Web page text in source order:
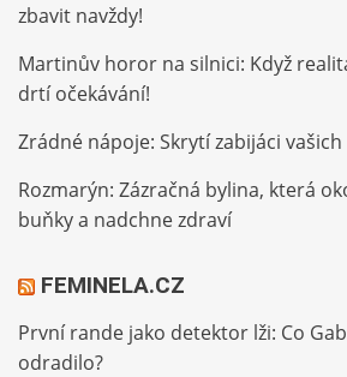
zbavit navždy!
Martinův horor na silnici: Když
drtí očekávání!
Zrádné nápoje: Skrytí zabijáci
Rozmarýn: Zázračná bylina, která
buňky a nadchne zdraví
FEMINELA.CZ
První rande jako detektor lži: Co
odradilo?